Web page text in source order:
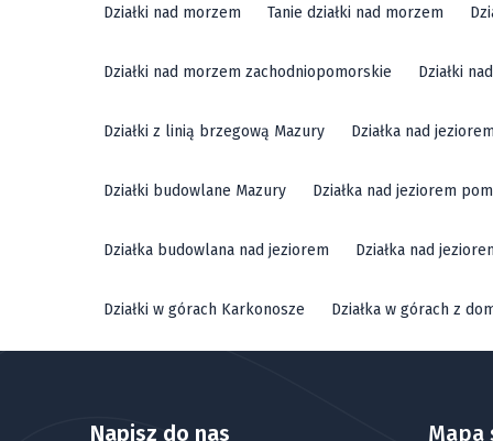
Działki nad morzem Tanie działki nad morzem
Działki nad morzem zachodniopomorskie Działki
Działki z linią brzegową Mazury Działka nad
Działki budowlane Mazury Działka nad jeziorem
Działka budowlana nad jeziorem Działka nad
Działki w górach Karkonosze Działka w górach z
Napisz do nas Mapa